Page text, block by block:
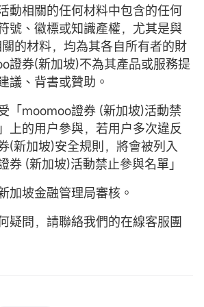
動相關的任何材料中包含的任何
號、徽標或知識產權，尤其是與
的材料，均為其各自所有者的財
證券(新加坡)不為其產品或服務提
議、背書或贊助。
「moomoo證券 (新加坡)活動禁
上的用户參與，若用户多次違反
(新加坡)安全規則，將會被列入
券 (新加坡)活動禁止參與名單」
加坡金融管理局審核。
疑問，請聯絡我們的在線客服團